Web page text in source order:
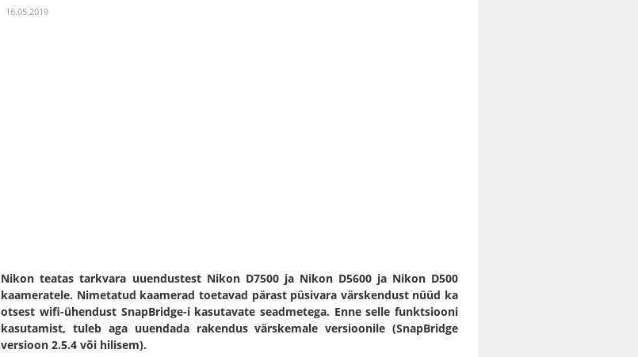
16.05.2019
Nikon teatas tarkvara uuendustest Nikon D7500ja Nikon D5600ja Nikon D500
kaameratele. Nimetatud kaamerad toetavad pärast püsivara värskendust nüüd ka
otsest wifi-ühendust SnapBridge-i kasutavate seadmetega. Enne selle funktsiooni
kasutamist, tuleb aga uuendada rakendus värskemale versioonile (SnapBridge
versioon 2.5.4 või hilisem).